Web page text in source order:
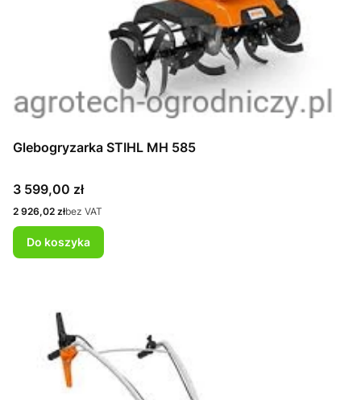
Glebogryzarka STIHL MH 585
Cena
3 599,00 zł
Cena
2 926,02 złbez VAT
Do koszyka